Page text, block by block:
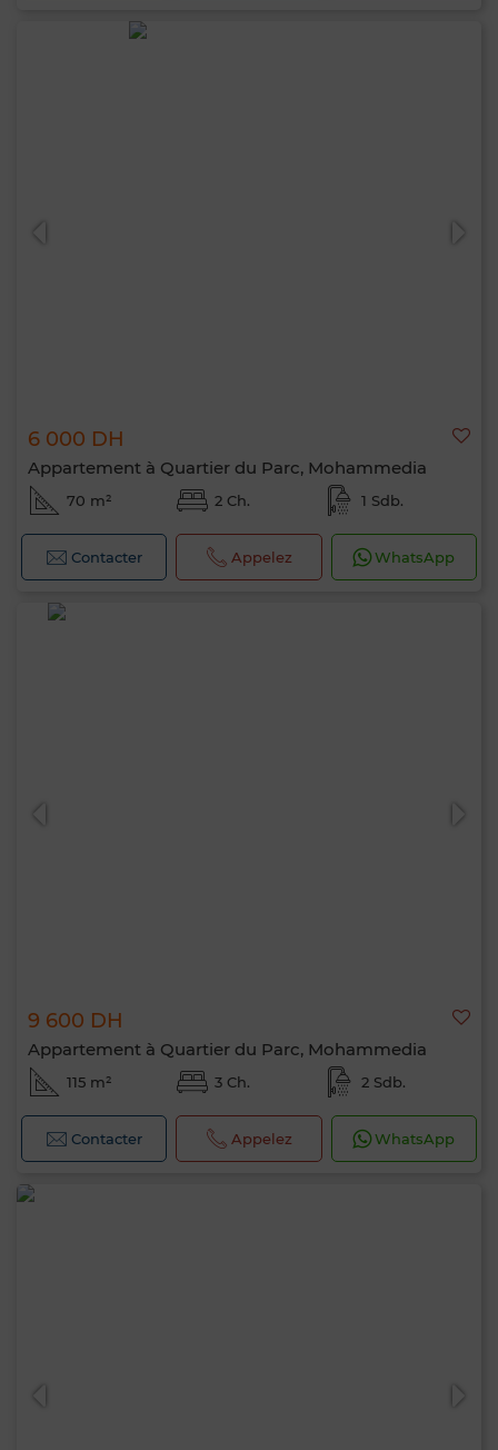
6 000 DH
Appartement à Quartier du Parc, Mohammedia
70 m² 2 Ch. 1 Sdb.
Contacter Appelez WhatsApp
9 600 DH
Appartement à Quartier du Parc, Mohammedia
115 m² 3 Ch. 2 Sdb.
Contacter Appelez WhatsApp